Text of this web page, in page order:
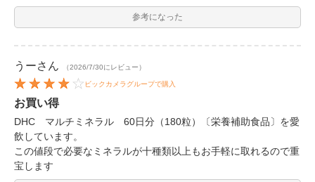
参考になった
うーさん （2026/7/30にレビュー）
ビックカメラグループで購入
お買い得
DHC マルチミネラル 60日分（180粒）〔栄養補助食品〕を愛
飲しています。
この値段で必要なミネラルが十種類以上もお手軽に取れるので重
宝します